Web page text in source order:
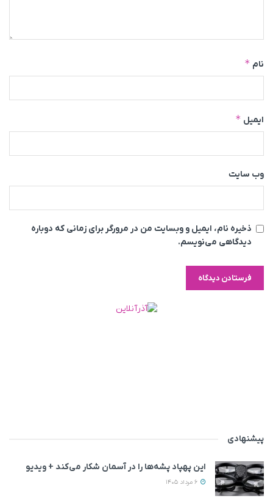
نام *
ایمیل *
وب‌ سایت
ذخیره نام، ایمیل و وبسایت من در مرورگر برای زمانی که دوباره
دیدگاهی می‌نویسم.
پیشنهادی
این پهپاد پشه‌ها را در آسمان شکار می‌کند + ویدیو